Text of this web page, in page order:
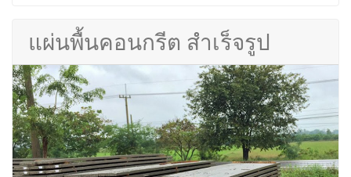
แผ่นพื้นคอนกรีต สำเร็จรูป